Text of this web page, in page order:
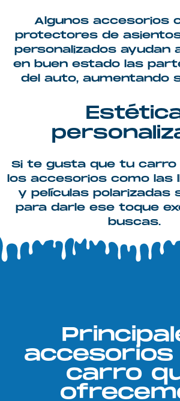
Algunos accesorios
protectores de
personalizados ayudan
en buen estado las
del auto, aumentando
Si te gusta que tu carro
los accesorios como las
y películas polarizadas
para darle ese toque
buscas.
accesorios
carro